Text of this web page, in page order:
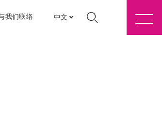
我们联络 中文